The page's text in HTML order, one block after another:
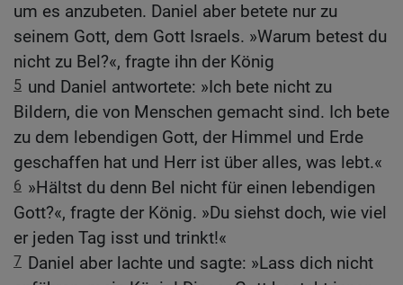
um es anzubeten. Daniel aber betete nur zu
seinem Gott, dem Gott Israels. »Warum betest du
nicht zu Bel?«, fragte ihn der König
5 und Daniel antwortete: »Ich bete nicht zu
Bildern, die von Menschen gemacht sind. Ich bete
zu dem lebendigen Gott, der Himmel und Erde
geschaffen hat und Herr ist über alles, was lebt.«
6 »Hältst du denn Bel nicht für einen lebendigen
Gott?«, fragte der König. »Du siehst doch, wie viel
er jeden Tag isst und trinkt!«
7 Daniel aber lachte und sagte: »Lass dich nicht